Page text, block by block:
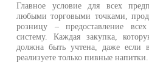
Главное условие для всех
любыми торговыми точками,
розницу – предоставление
систему. Каждая закупка,
должна быть учтена, даже
реализуете только пивные напитки.